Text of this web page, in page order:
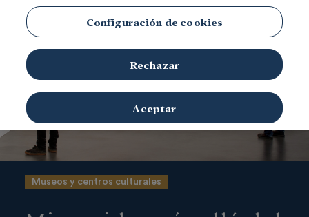
Museos y centros culturales
Configuración de cookies
Rechazar
Aceptar